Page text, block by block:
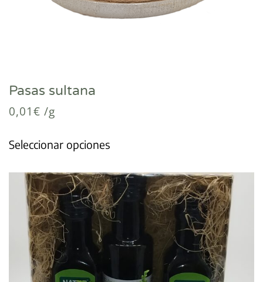
Pasas sultana
0,01€ /g
Seleccionar opciones